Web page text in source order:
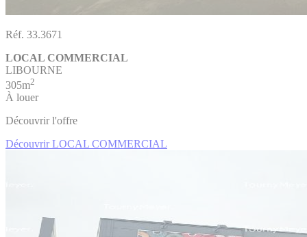
Réf. 33.3671
LOCAL COMMERCIAL
LIBOURNE
305m2
À louer
Découvrir l'offre
Découvrir LOCAL COMMERCIAL